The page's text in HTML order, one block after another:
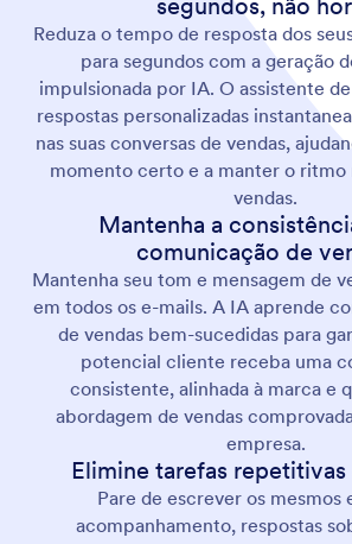
Reduza o tempo de resposta dos
para segundos com a geração
impulsionada por IA. O assistente
respostas personalizadas
nas suas conversas de vendas,
momento certo e a manter o ritmo
vendas.
Mantenha a
comunicação de
Mantenha seu tom e mensagem de
em todos os e-mails. A IA aprende
de vendas bem-sucedidas para
potencial cliente receba uma
consistente, alinhada à marca e
abordagem de vendas
empresa.
Elimine tarefas
Pare de escrever os mesmos
acompanhamento, respostas